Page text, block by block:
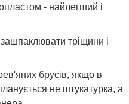
- найлегший і
зашпаклювати тріщини і
брусів, якщо в
не штукатурка, а